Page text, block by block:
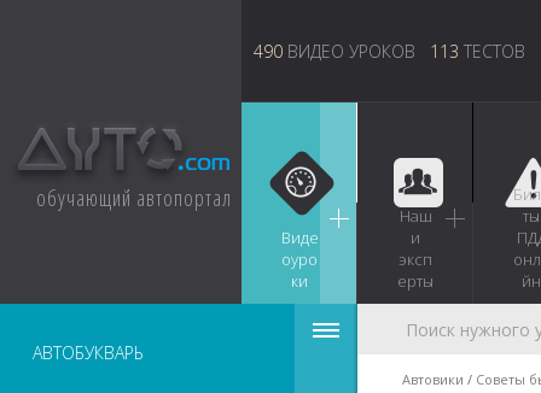
обучающий автопортал
490 ВИДЕО УРОКОВ 113 ТЕСТОВ
Виде
оуро
ки
Наш
и
эксп
ерты
ты
йн
АВТОБУКВАРЬ
Автовики Советы